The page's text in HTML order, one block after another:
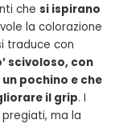
che si ispirano
la colorazione
traduce con
scivoloso, con
pochino e che
il grip. I
ma la